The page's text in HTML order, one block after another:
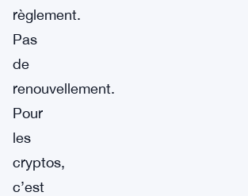
règlement.
Pas
de
renouvellement.
Pour
les
cryptos,
c’est